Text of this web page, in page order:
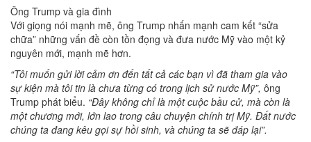
Ông Trump và gia đình
Với giọng nói mạnh mẽ, ông Trump nhấn mạnh cam kết “sửa
chữa” những vấn đề còn tồn đọng và đưa nước Mỹ vào một kỷ
nguyên mới, mạnh mẽ hơn.
“Tôi muốn gửi lời cảm ơn đến tất cả các bạn vì đã tham gia vào
sự kiện mà tôi tin là chưa từng có trong lịch sử nước Mỹ”, ông
Trump phát biểu. “Đây không chỉ là một cuộc bầu cử, mà còn là
một chương mới, lớn lao trong câu chuyện chính trị Mỹ. Đất nước
chúng ta đang kêu gọi sự hồi sinh, và chúng ta sẽ đáp lại”.